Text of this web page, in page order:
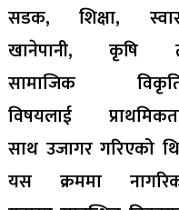
सडक, शिक्षा,
खानेपानी, कृषि
सामाजिक
विषयलाई
साथ उजागर गरिएको
यस क्रममा